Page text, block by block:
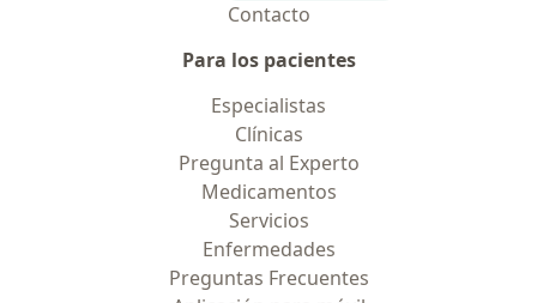
Contacto
Para los pacientes
Especialistas
Clínicas
Pregunta al Experto
Medicamentos
Servicios
Enfermedades
Preguntas Frecuentes